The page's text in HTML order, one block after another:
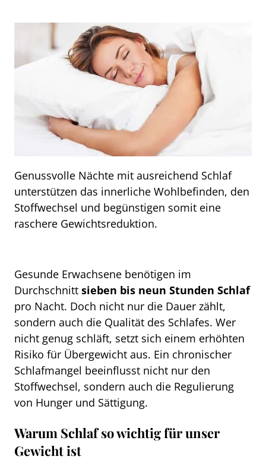
Genussvolle Nächte mit ausreichend Schlaf
unterstützen das innerliche Wohlbefinden, den
Stoffwechsel und begünstigen somit eine
raschere Gewichtsreduktion.
Gesunde Erwachsene benötigen im
Durchschnitt sieben bis neun Stunden Schlaf
pro Nacht. Doch nicht nur die Dauer zählt,
sondern auch die Qualität des Schlafes. Wer
nicht genug schläft, setzt sich einem erhöhten
Risiko für Übergewicht aus. Ein chronischer
Schlafmangel beeinflusst nicht nur den
Stoffwechsel, sondern auch die Regulierung
von Hunger und Sättigung.
Warum Schlaf so wichtig für unser
Gewicht ist